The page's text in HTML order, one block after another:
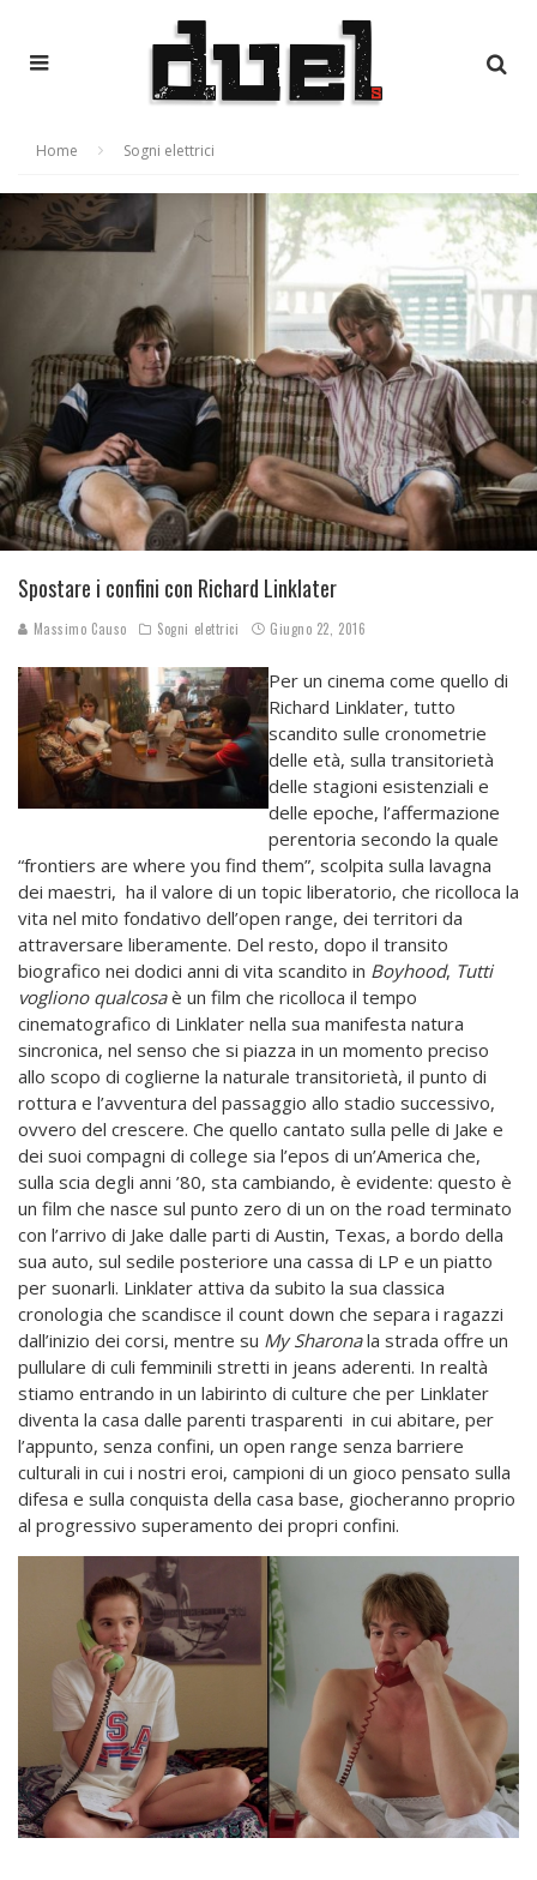
Home Sogni elettrici
Spostare i confini con Richard Linklater
Massimo Causo Sogni elettrici Giugno 22, 2016
Per un cinema come quello di
Richard Linklater, tutto
scandito sulle cronometrie
delle età, sulla transitorietà
delle stagioni esistenziali e
delle epoche, l’affermazione
perentoria secondo la quale
“frontiers are where you find them”, scolpita sulla lavagna
dei maestri, ha il valore di un topic liberatorio, che ricolloca la
vita nel mito fondativo dell’open range, dei territori da
attraversare liberamente. Del resto, dopo il transito
biografico nei dodici anni di vita scandito in Boyhood, Tutti
vogliono qualcosaè un film che ricolloca il tempo
cinematografico di Linklater nella sua manifesta natura
sincronica, nel senso che si piazza in un momento preciso
allo scopo di coglierne la naturale transitorietà, il punto di
rottura e l’avventura del passaggio allo stadio successivo,
ovvero del crescere. Che quello cantato sulla pelle di Jake e
dei suoi compagni di college sia l’epos di un’America che,
sulla scia degli anni ’80, sta cambiando, è evidente: questo è
un film che nasce sul punto zero di un on the road terminato
con l’arrivo di Jake dalle parti di Austin, Texas, a bordo della
sua auto, sul sedile posteriore una cassa di LP e un piatto
per suonarli. Linklater attiva da subito la sua classica
cronologia che scandisce il count down che separa i ragazzi
dall’inizio dei corsi, mentre su My Sharonala strada offre un
pullulare di culi femminili stretti in jeans aderenti. In realtà
stiamo entrando in un labirinto di culture che per Linklater
diventa la casa dalle parenti trasparenti in cui abitare, per
l’appunto, senza confini, un open range senza barriere
culturali in cui i nostri eroi, campioni di un gioco pensato sulla
difesa e sulla conquista della casa base, giocheranno proprio
al progressivo superamento dei propri confini.